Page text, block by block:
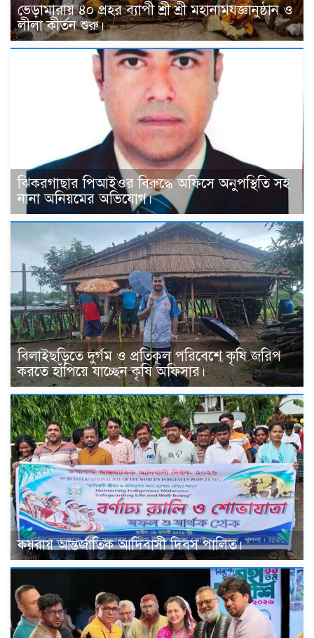
ভেড়ামারায় ৪০ প্রহর ব্যাপী শ্রী শ্রী মহানামযজ্ঞানুষ্ঠান ও
লীলা কীর্তন শুরু।
ঝিকরগাছার পিআইওর বিরুদ্ধে অফিসে অনুপস্থিতি সহ
নানা অনিয়মের অভিযোগ।
বিলাইছড়িতে দুর্গম ও প্রতিকূল পরিবেশে কৃষি জরিপ
করতে হাঁপিয়ে যাচ্ছেন কৃষি অফিসার।
কয়রায় আন্তর্জাতিক আদিবাসী দিবস পালিত।